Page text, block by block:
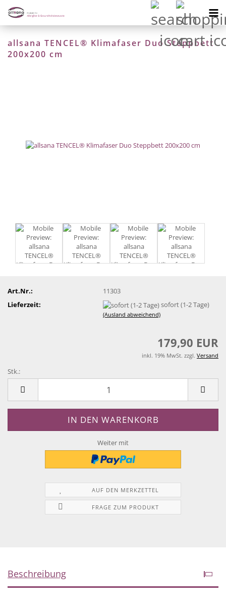
allsana TENCEL® Klimafaser Duo Steppbett
200x200 cm
Art.Nr.:
11303
Lieferzeit:
sofort (1-2 Tage)
(Ausland abweichend)
179,90 EUR
inkl. 19% MwSt. zzgl. Versand
Stk.:
Weiter mit
AUF DEN MERKZETTEL
FRAGE ZUM PRODUKT
Beschreibung